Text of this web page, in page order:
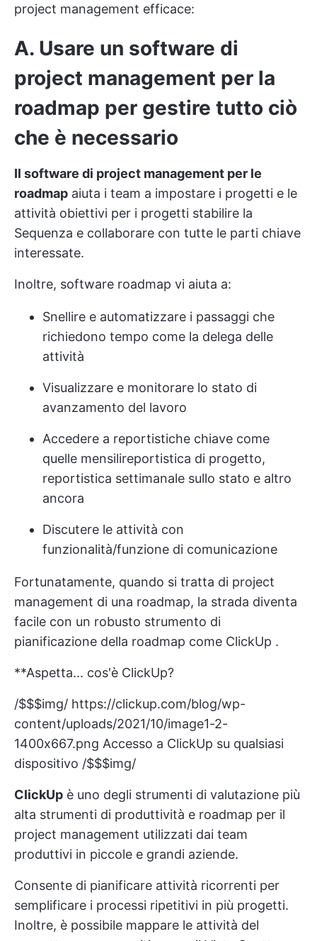
project management efficace:
A. Usare un software di
project management per la
roadmap per gestire tutto ciò
che è necessario
Il software di project management per le
roadmap aiuta i team a impostare i progetti e le
attività obiettivi per i progetti stabilire la
Sequenza e collaborare con tutte le parti chiave
interessate.
Inoltre, software roadmap vi aiuta a:
Snellire e automatizzare i passaggi che
richiedono tempo come la delega delle
attività
Visualizzare e monitorare lo stato di
avanzamento del lavoro
Accedere a reportistiche chiave come
quelle mensilireportistica di progetto,
reportistica settimanale sullo stato e altro
ancora
Discutere le attività con
funzionalità/funzione di comunicazione
Fortunatamente, quando si tratta di project
management di una roadmap, la strada diventa
facile con un robusto strumento di
pianificazione della roadmap come ClickUp .
**Aspetta... cos'è ClickUp?
/$$$img/ https://clickup.com/blog/wp-
content/uploads/2021/10/image1-2-
1400x667.png Accesso a ClickUp su qualsiasi
dispositivo /$$$img/
ClickUp è uno degli strumenti di valutazione più
alta strumenti di produttività e roadmap per il
project management utilizzati dai team
produttivi in piccole e grandi aziende.
Consente di pianificare attività ricorrenti per
semplificare i processi ripetitivi in più progetti.
Inoltre, è possibile mappare le attività del